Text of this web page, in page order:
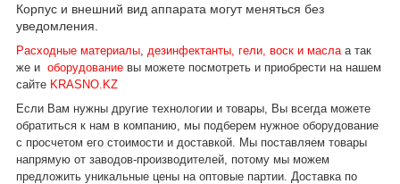
Корпус и внешний вид аппарата могут меняться без
уведомления.
Расходные материалы дезинфектанты, гели, воск и масла а так
же и оборудование вы можете посмотреть и приобрести на нашем
сайте KRASNO.KZ
Если Вам нужны другие технологии и товары, Вы всегда можете
обратиться к нам в компанию, мы подберем нужное оборудование
с просчетом его стоимости и доставкой.
Мы поставляем товары
напрямую от заводов-производителей, потому мы можем
предложить уникальные цены на оптовые партии. Доставка по